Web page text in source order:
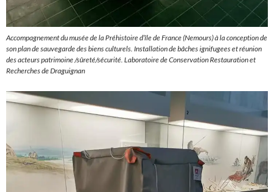
Accompagnement du musée de la Préhistoire d’île de France (Nemours) à la conception de
son plan de sauvegarde des biens culturels. Installation de bâches ignifugees et réunion
des acteurs patrimoine /sûreté/sécurité. Laboratoire de Conservation Restauration et
Recherches de Draguignan